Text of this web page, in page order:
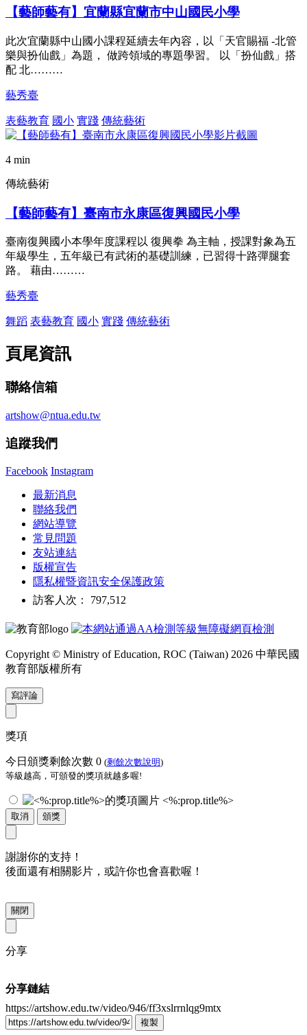
【藝師藝有】宜蘭縣宜蘭市中山國民小學
此次宜蘭縣中山國小課程延續去年內容，以「天官賜福 -北管
樂與扮仙戲」為題， 做跨領域的專題學習。 以「扮仙戲」搭
配 北………
藝秀臺
表藝教育 國小 實踐 傳統藝術
4 min
傳統藝術
【藝師藝有】臺南市永康區復興國民小學
臺南復興國小本學年度課程以 復興拳 為主軸，授課對象為五
年級學生，五年級已有武術的基礎訓練，已習得十路彈腿套
路。 藉由………
藝秀臺
舞蹈 表藝教育 國小 實踐 傳統藝術
頁尾資訊
聯絡信箱
artshow@ntua.edu.tw
追蹤我們
Facebook Instagram
最新消息
聯絡我們
網站導覽
常見問題
友站連結
版權宣告
隱私權暨資訊安全保護政策
訪客人次： 797,512
Copyright © Ministry of Education, ROC (Taiwan) 2026 中華民國
教育部版權所有
寫評論
獎項
今日頒獎剩餘次數 0 (剩餘次數說明)
等級越高，可頒發的獎項就越多喔!
<%:prop.title%>
取消 頒獎
謝謝你的支持！
後面還有相關影片，或許你也會喜歡喔！
關閉
分享
分享鏈結
https://artshow.edu.tw/video/946/ff3xslrrnlqg9mtx
複製